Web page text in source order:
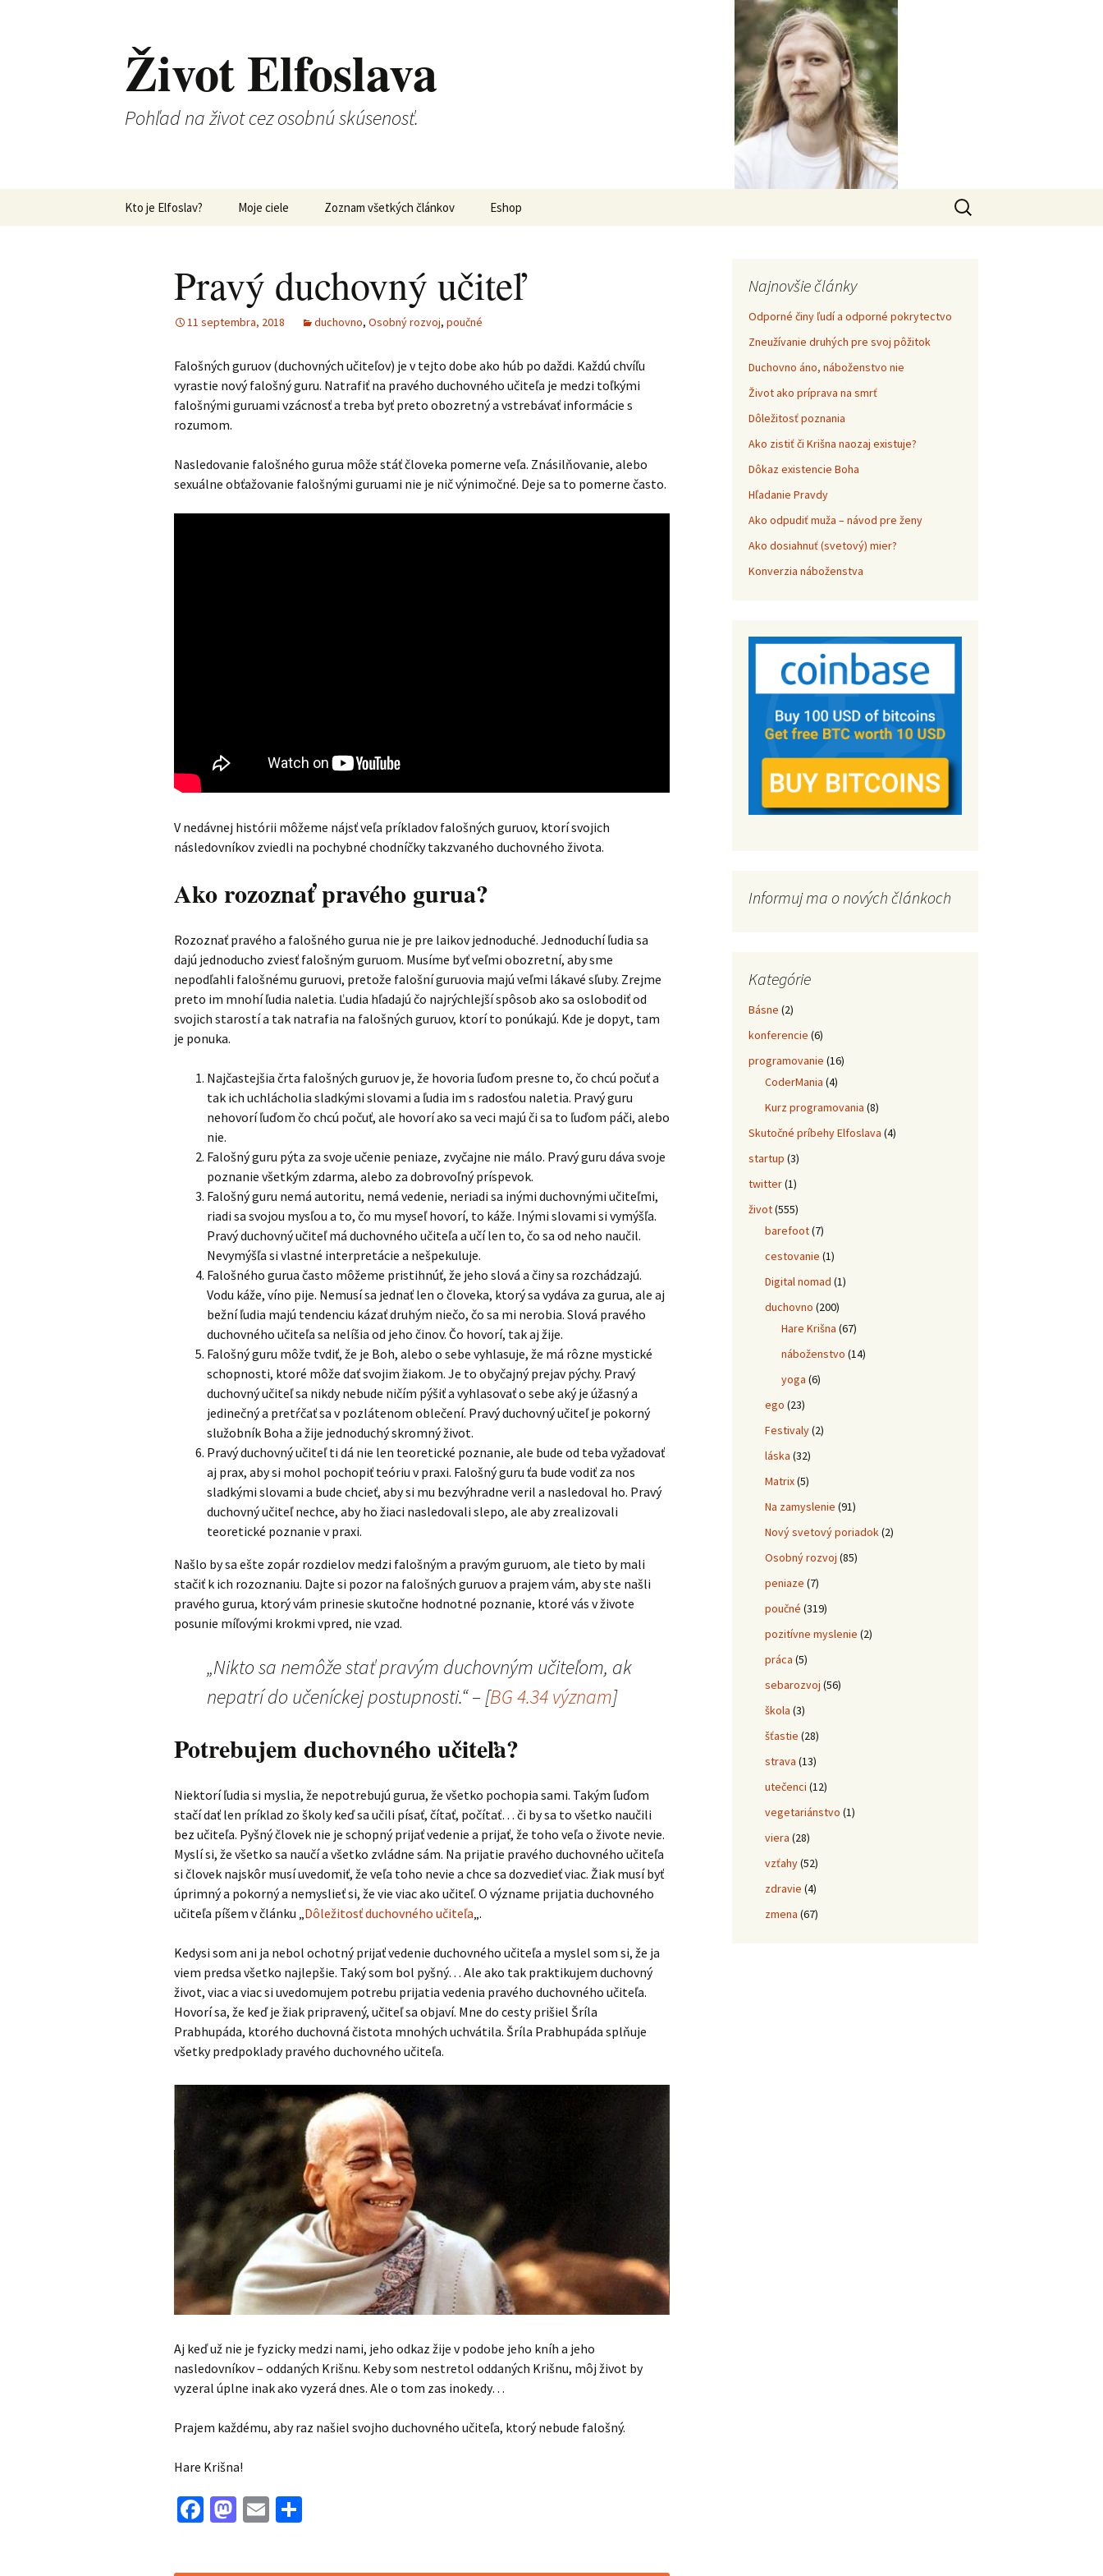
Život Elfoslava
Pohľad na život cez osobnú skúsenosť.
Kto je Elfoslav? Moje ciele Zoznam všetkých článkov Eshop
Hľadať:
Pravý duchovný učiteľ
11 septembra, 2018 duchovno, Osobný rozvoj, poučné
Falošných guruov (duchovných učiteľov) je v tejto dobe ako húb po daždi. Každú chvíľu
vyrastie nový falošný guru. Natrafiť na pravého duchovného učiteľa je medzi toľkými
falošnými guruami vzácnosť a treba byť preto obozretný a vstrebávať informácie s
rozumom.
Nasledovanie falošného gurua môže stáť človeka pomerne veľa. Znásilňovanie, alebo
sexuálne obťažovanie falošnými guruami nie je nič výnimočné. Deje sa to pomerne často.
V nedávnej histórii môžeme nájsť veľa príkladov falošných guruov, ktorí svojich
následovníkov zviedli na pochybné chodníčky takzvaného duchovného života.
Ako rozoznať pravého gurua?
Rozoznať pravého a falošného gurua nie je pre laikov jednoduché. Jednoduchí ľudia sa
dajú jednoducho zviesť falošným guruom. Musíme byť veľmi obozretní, aby sme
nepodľahli falošnému guruovi, pretože falošní guruovia majú veľmi lákavé sľuby. Zrejme
preto im mnohí ľudia naletia. Ľudia hľadajú čo najrýchlejší spôsob ako sa oslobodiť od
svojich starostí a tak natrafia na falošných guruov, ktorí to ponúkajú. Kde je dopyt, tam
je ponuka.
Najčastejšia črta falošných guruov je, že hovoria ľuďom presne to, čo chcú počuť a
tak ich uchlácholia sladkými slovami a ľudia im s radosťou naletia. Pravý guru
nehovorí ľuďom čo chcú počuť, ale hovorí ako sa veci majú či sa to ľuďom páči, alebo
nie.
Falošný guru pýta za svoje učenie peniaze, zvyčajne nie málo. Pravý guru dáva svoje
poznanie všetkým zdarma, alebo za dobrovoľný príspevok.
Falošný guru nemá autoritu, nemá vedenie, neriadi sa inými duchovnými učiteľmi,
riadi sa svojou mysľou a to, čo mu myseľ hovorí, to káže. Inými slovami si vymýšľa.
Pravý duchovný učiteľ má duchovného učiteľa a učí len to, čo sa od neho naučil.
Nevymýšľa si vlastné interpretácie a nešpekuluje.
Falošného gurua často môžeme pristihnúť, že jeho slová a činy sa rozchádzajú.
Vodu káže, víno pije. Nemusí sa jednať len o človeka, ktorý sa vydáva za gurua, ale aj
bežní ľudia majú tendenciu kázať druhým niečo, čo sa mi nerobia. Slová pravého
duchovného učiteľa sa nelíšia od jeho činov. Čo hovorí, tak aj žije.
Falošný guru môže tvdiť, že je Boh, alebo o sebe vyhlasuje, že má rôzne mystické
schopnosti, ktoré môže dať svojim žiakom. Je to obyčajný prejav pýchy. Pravý
duchovný učiteľ sa nikdy nebude ničím pýšiť a vyhlasovať o sebe aký je úžasný a
jedinečný a pretŕčať sa v pozlátenom oblečení. Pravý duchovný učiteľ je pokorný
služobník Boha a žije jednoduchý skromný život.
Pravý duchovný učiteľ ti dá nie len teoretické poznanie, ale bude od teba vyžadovať
aj prax, aby si mohol pochopiť teóriu v praxi. Falošný guru ťa bude vodiť za nos
sladkými slovami a bude chcieť, aby si mu bezvýhradne veril a nasledoval ho. Pravý
duchovný učiteľ nechce, aby ho žiaci nasledovali slepo, ale aby zrealizovali
teoretické poznanie v praxi.
Našlo by sa ešte zopár rozdielov medzi falošným a pravým guruom, ale tieto by mali
stačiť k ich rozoznaniu. Dajte si pozor na falošných guruov a prajem vám, aby ste našli
pravého gurua, ktorý vám prinesie skutočne hodnotné poznanie, ktoré vás v živote
posunie míľovými krokmi vpred, nie vzad.
„Nikto sa nemôže stať pravým duchovným učiteľom, ak
nepatrí do učeníckej postupnosti.“ – [BG 4.34 význam]
Potrebujem duchovného učiteľa?
Niektorí ľudia si myslia, že nepotrebujú gurua, že všetko pochopia sami. Takým ľuďom
stačí dať len príklad zo školy keď sa učili písať, čítať, počítať… či by sa to všetko naučili
bez učiteľa. Pyšný človek nie je schopný prijať vedenie a prijať, že toho veľa o živote nevie.
Myslí si, že všetko sa naučí a všetko zvládne sám. Na prijatie pravého duchovného učiteľa
si človek najskôr musí uvedomiť, že veľa toho nevie a chce sa dozvedieť viac. Žiak musí byť
úprimný a pokorný a nemyslieť si, že vie viac ako učiteľ. O význame prijatia duchovného
učiteľa píšem v článku „Dôležitosť duchovného učiteľa„.
Kedysi som ani ja nebol ochotný prijať vedenie duchovného učiteľa a myslel som si, že ja
viem predsa všetko najlepšie. Taký som bol pyšný… Ale ako tak praktikujem duchovný
život, viac a viac si uvedomujem potrebu prijatia vedenia pravého duchovného učiteľa.
Hovorí sa, že keď je žiak pripravený, učiteľ sa objaví. Mne do cesty prišiel Šríla
Prabhupáda, ktorého duchovná čistota mnohých uchvátila. Šríla Prabhupáda splňuje
všetky predpoklady pravého duchovného učiteľa.
Aj keď už nie je fyzicky medzi nami, jeho odkaz žije v podobe jeho kníh a jeho
nasledovníkov – oddaných Krišnu. Keby som nestretol oddaných Krišnu, môj život by
vyzeral úplne inak ako vyzerá dnes. Ale o tom zas inokedy…
Prajem každému, aby raz našiel svojho duchovného učiteľa, ktorý nebude falošný.
Hare Krišna!
Facebook
Mastodon
Email
Najnovšie články
Odporné činy ľudí a odporné pokrytectvo
Zneužívanie druhých pre svoj pôžitok
Duchovno áno, náboženstvo nie
Život ako príprava na smrť
Dôležitosť poznania
Ako zistiť či Krišna naozaj existuje?
Dôkaz existencie Boha
Hľadanie Pravdy
Ako odpudiť muža – návod pre ženy
Ako dosiahnuť (svetový) mier?
Konverzia náboženstva
Informuj ma o nových článkoch
Kategórie
Básne (2)
konferencie (6)
programovanie (16)
CoderMania (4)
Kurz programovania (8)
Skutočné príbehy Elfoslava (4)
startup (3)
twitter(1)
život(555)
barefoot(7)
cestovanie (1)
Digital nomad (1)
duchovno (200)
Hare Krišna (67)
náboženstvo (14)
yoga (6)
ego (23)
Festivaly(2)
láska (32)
Matrix(5)
Na zamyslenie (91)
Nový svetový poriadok(2)
Osobný rozvoj (85)
peniaze (7)
poučné (319)
pozitívne myslenie (2)
práca (5)
sebarozvoj (56)
škola (3)
šťastie (28)
strava (13)
utečenci (12)
vegetariánstvo (1)
viera (28)
vzťahy(52)
zdravie (4)
zmena (67)